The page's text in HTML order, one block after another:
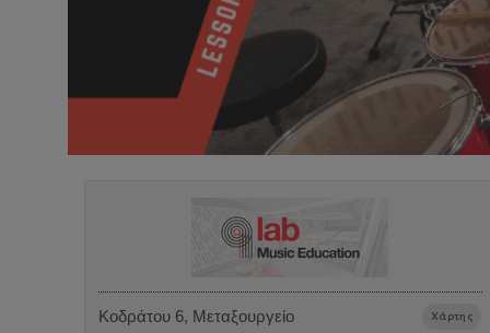
Κοδράτου 6, Μεταξουργείο Χάρτης